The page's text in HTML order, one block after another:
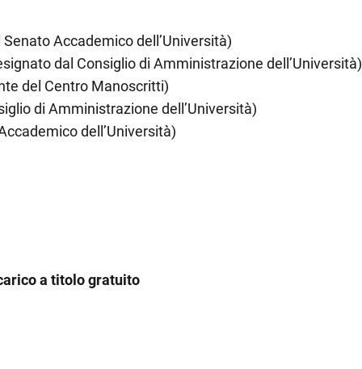
Accademico dell’Università)
dal Consiglio di Amministrazione dell’Università)
del Centro Manoscritti)
di Amministrazione dell’Università)
dell’Università)
a titolo gratuito